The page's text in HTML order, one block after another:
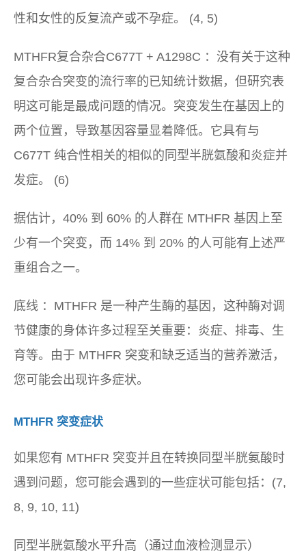
性和女性的反复流产或不孕症。 (4, 5)
MTHFR复合杂合C677T + A1298C ：没有关于这种
复合杂合突变的流行率的已知统计数据，但研究表
明这可能是最成问题的情况。突变发生在基因上的
两个位置，导致基因容量显着降低。它具有与
C677T 纯合性相关的相似的同型半胱氨酸和炎症并
发症。 (6)
据估计，40% 到 60% 的人群在 MTHFR 基因上至
少有一个突变，而 14% 到 20% 的人可能有上述严
重组合之一。
底线 ：MTHFR 是一种产生酶的基因，这种酶对调
节健康的身体许多过程至关重要：炎症、排毒、生
育等。由于 MTHFR 突变和缺乏适当的营养激活，
您可能会出现许多症状。
MTHFR 突变症状
如果您有 MTHFR 突变并且在转换同型半胱氨酸时
遇到问题，您可能会遇到的一些症状可能包括：(7,
8, 9, 10, 11)
同型半胱氨酸水平升高（通过血液检测显示）